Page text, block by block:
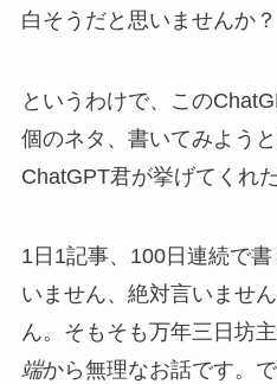
白そうだと思いませんか？
というわけで、この
個のネタ、書いてみよう
ChatGPT君が挙げてくれ
1日1記事、100日連続で
いません、絶対言いませ
ん。そもそも万年三日坊
端から無理なお話です。